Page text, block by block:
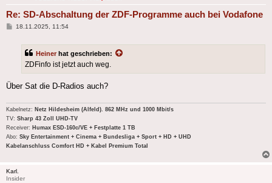
Re: SD-Abschaltung der ZDF-Programme auch bei Vodafone
Beitrag
18.11.2025, 11:54
Heiner hat geschrieben:
ZDFinfo ist jetzt auch weg.
Über Sat die D-Radios auch?
Kabelnetz: Netz Hildesheim (Alfeld). 862 MHz und 1000 Mbit/s
TV: Sharp 43 Zoll UHD-TV
Receiver: Humax ESD-160c/VE + Festplatte 1 TB
Abo: Sky Entertainment + Cinema + Bundesliga + Sport + HD + UHD
Kabelanschluss Comfort HD + Kabel Premium Total
Karl.
Insider